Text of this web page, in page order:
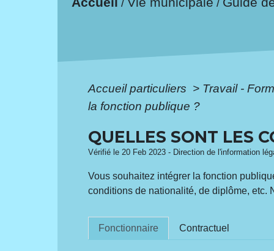
/ /
Accueil particuliers > Travail -
la fonction publique ?
QUELLES SONT LES
Vérifié le 20 Feb 2023 - Direction de l'information
Vous souhaitez intégrer la fonction
conditions de nationalité, de diplôme, etc.
Fonctionnaire Contractuel